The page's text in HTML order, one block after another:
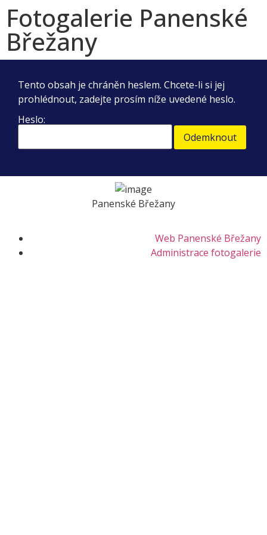
Fotogalerie Panenské
Břežany
Tento obsah je chráněn heslem. Chcete-li si jej
prohlédnout, zadejte prosím níže uvedené heslo.
Heslo:
Panenské Břežany
Web Panenské Břežany
Administrace fotogalerie